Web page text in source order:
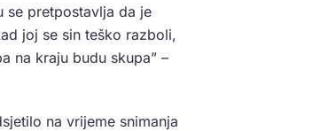
se pretpostavlja da je
joj se sin teško razboli,
na kraju budu skupa” –
na vrijeme snimanja